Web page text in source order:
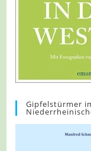
Gipfelstürmer